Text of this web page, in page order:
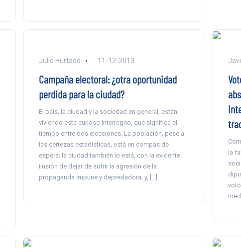
Julio Hurtado 11-12-2013
Campaña electoral: ¿otra oportunidad
perdida para la ciudad?
El país, la ciudad y la sociedad en general, están
viviendo este curioso interregno, que significa el
tiempo entre dos elecciones. La población, pese a
las certezas estadísticas, está en compás de
espera; la ciudad también lo está, con la evidente
ilusión de dejar de sufrir la agresión de la
propaganda impune y depredadora; y, […]
la